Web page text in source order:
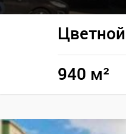
940 м²